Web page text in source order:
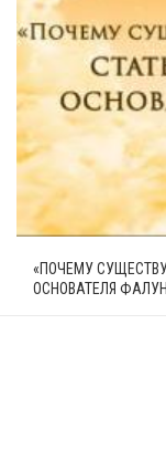
«ПОЧЕМУ
ОСНОВАТЕЛЯ